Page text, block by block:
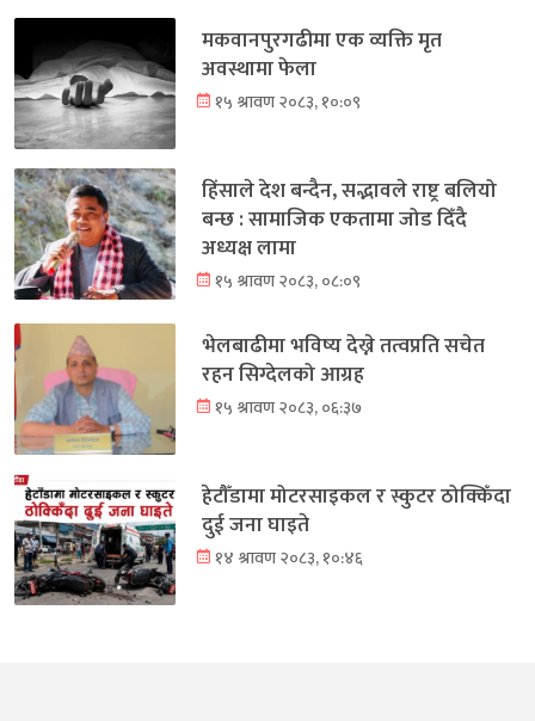
मकवानपुरगढीमा एक व्यक्ति मृत
अवस्थामा फेला
१५ श्रावण २०८३, १०:०९
हिंसाले देश बन्दैन, सद्भावले राष्ट्र बलियो
बन्छ : सामाजिक एकतामा जोड दिँदै
अध्यक्ष लामा
१५ श्रावण २०८३, ०८:०९
भेलबाढीमा भविष्य देख्ने तत्वप्रति सचेत
रहन सिग्देलको आग्रह
१५ श्रावण २०८३, ०६:३७
हेटौँडामा मोटरसाइकल र स्कुटर ठोक्किँदा
दुई जना घाइते
१४ श्रावण २०८३, १०:४६